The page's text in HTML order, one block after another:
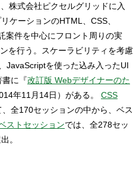
株式会社ピクセルグリッドに入
ケーションのHTML、CSS、
案件を中心にフロント周りの実
を行う。スケーラビリティを考慮
JavaScriptを使った込み入ったUI
に『改訂版 Webデザイナーのた
年11月14日）がある。 CSS
、全170セッションの中から、ベス
ストセッションでは、全278セッ
。